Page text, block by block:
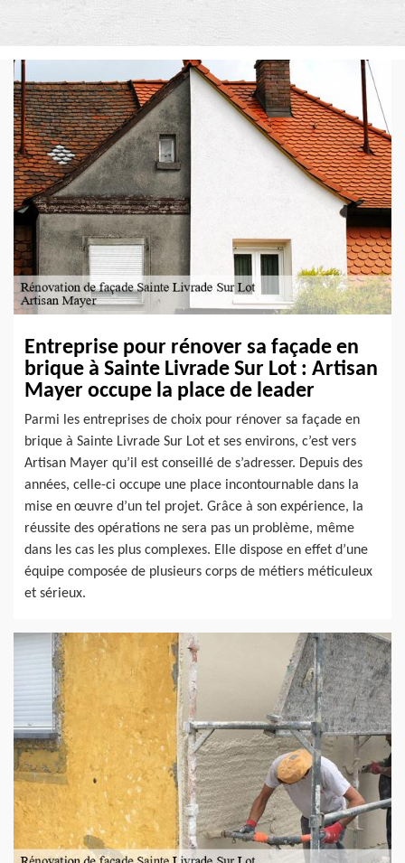
Entreprise pour rénover sa façade en
brique à Sainte Livrade Sur Lot : Artisan
Mayer occupe la place de leader
Parmi les entreprises de choix pour rénover sa façade en
brique à Sainte Livrade Sur Lot et ses environs, c’est vers
Artisan Mayer qu’il est conseillé de s’adresser. Depuis des
années, celle-ci occupe une place incontournable dans la
mise en œuvre d’un tel projet. Grâce à son expérience, la
réussite des opérations ne sera pas un problème, même
dans les cas les plus complexes. Elle dispose en effet d’une
équipe composée de plusieurs corps de métiers méticuleux
et sérieux.